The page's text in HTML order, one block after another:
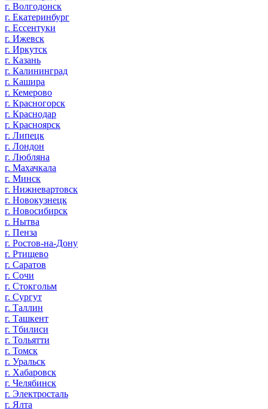
г. Волгодонск
г. Екатеринбург
г. Ессентуки
г. Ижевск
г. Иркутск
г. Казань
г. Калининград
г. Кашира
г. Кемерово
г. Красногорск
г. Краснодар
г. Красноярск
г. Липецк
г. Лондон
г. Любляна
г. Махачкала
г. Минск
г. Нижневартовск
г. Новокузнецк
г. Новосибирск
г. Нытва
г. Пенза
г. Ростов-на-Дону
г. Ртищево
г. Саратов
г. Сочи
г. Стокгольм
г. Сургут
г. Таллин
г. Ташкент
г. Тбилиси
г. Тольятти
г. Томск
г. Уральск
г. Хабаровск
г. Челябинск
г. Электросталь
г. Ялта